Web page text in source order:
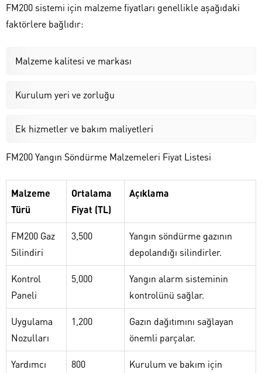
FM200 sistemi için malzeme fiyatları genellikle aşağıdaki
faktörlere bağlıdır:
Malzeme kalitesi ve markası
Kurulum yeri ve zorluğu
Ek hizmetler ve bakım maliyetleri
FM200 Yangın Söndürme Malzemeleri Fiyat Listesi
Malzeme
Türü
Ortalama
Fiyat (TL)
Açıklama
FM200 Gaz
Silindiri
3,500
Yangın söndürme gazının
depolandığı silindirler.
Kontrol
Paneli
5,000
Yangın alarm sisteminin
kontrolünü sağlar.
Uygulama
Nozulları
1,200
Gazın dağıtımını sağlayan
önemli parçalar.
Yardımcı
800
Kurulum ve bakım için